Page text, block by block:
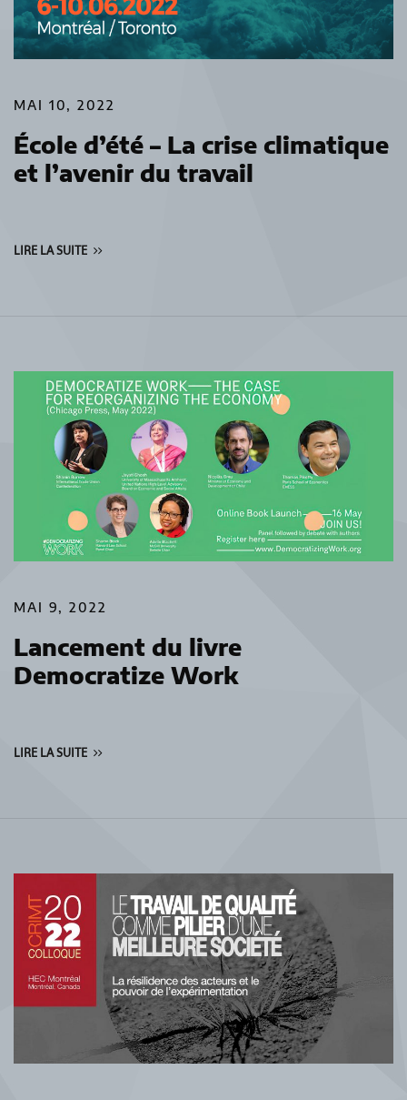
MAI 10, 2022
École d’été – La crise climatique
et l’avenir du travail
LIRE LA SUITE
MAI 9, 2022
Lancement du livre
Democratize Work
LIRE LA SUITE